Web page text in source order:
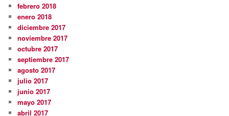
febrero 2018
enero 2018
diciembre 2017
noviembre 2017
octubre 2017
septiembre 2017
agosto 2017
julio 2017
junio 2017
mayo 2017
abril 2017